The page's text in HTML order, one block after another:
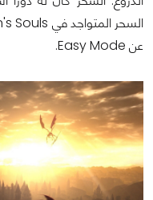
عن Easy Mode.